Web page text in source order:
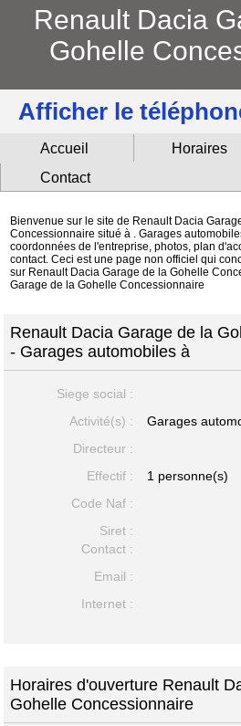
Renault Dacia
Gohelle
Afficher le
Accueil Horaires
Contact
Bienvenue sur le site de Renault Dacia
Concessionnaire situé à . Garages
coordonnées de l'entreprise, photos, plan
contact. Ceci est une page non officiel qui
sur Renault Dacia Garage de la Gohelle
Garage de la Gohelle Concessionnaire
Renault Dacia Garage de la
- Garages automobiles à
Siege social :
Activité(s) :
Garages
Directeur :
Effectif :
1 personne(s)
Code Naf :
Siret :
Contact :
Email :
Internet :
Horaires d'ouverture Renault
Gohelle Concessionnaire